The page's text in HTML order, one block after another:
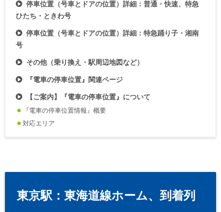
停車位置（号車とドアの位置）詳細：普通・快速、特急
ひたち・ときわ号
停車位置（号車とドアの位置）詳細：特急踊り子・湘南
号
その他（乗り換え・駅周辺地図など）
『電車の停車位置』関連ページ
【ご案内】『電車の停車位置』について
『電車の停車位置情報』概要
対応エリア
東京駅：東海道線ホーム、到着列